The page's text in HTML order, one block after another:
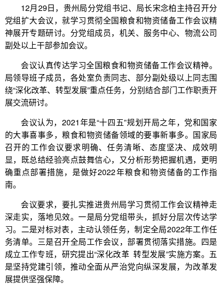
12月29日，贵州局分党组书记、局长宋念柏主持召开分
党组扩大会议，就学习贯彻全国粮食和物资储备工作会议精
神展开专题研讨。分党组成员，机关、服务中心、物流公司
副处以上干部参加会议。
会议认真传达学习全国粮食和物资储备工作会议精神。
局领导班子成员，各处室负责同志、部分副处级以上同志围
绕“深化改革、转型发展”重点任务，分别结合部门工作职责开
展交流研讨。
会议认为，2021年是“十四五”规划开局之年，党和国家
的大事喜事多，粮食和物资储备领域的要事新事多。国家局
召开的工作会议要求明确、任务清晰、态度坚决、成效明
显，既总结经验亮点鼓舞信心，又分析形势把握机遇，更明
确重点部署措施，是做好2022年粮食和物资储备的工作指
南。
会议要求，要扎实推进贵州局学习贯彻工作会议精神走
深走实，落地见效。一是局分党组带头，抓好分层次传达学
习。二是对标对表，主动认领任务，制定全局2022年工作任
务清单。三是召开全局工作会议，部署贯彻落实措施。四是
成立工作专班，研究提出“深化改革 转型发展”实施方案。五
是坚持党建引领，推动全面从严治党向纵深发展，为改革发
展提供坚强保障。